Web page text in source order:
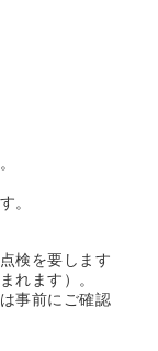
。
検を要します
れます）。
事前にご確認